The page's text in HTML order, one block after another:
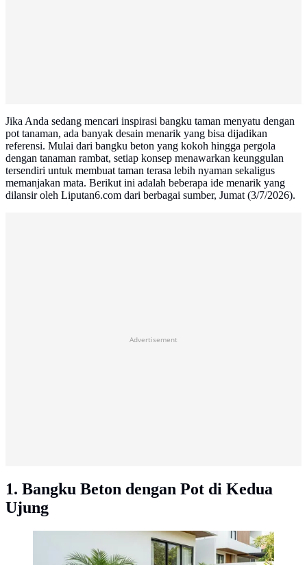
Jika Anda sedang mencari inspirasi bangku taman menyatu dengan
pot tanaman, ada banyak desain menarik yang bisa dijadikan
referensi. Mulai dari bangku beton yang kokoh hingga pergola
dengan tanaman rambat, setiap konsep menawarkan keunggulan
tersendiri untuk membuat taman terasa lebih nyaman sekaligus
memanjakan mata. Berikut ini adalah beberapa ide menarik yang
dilansir oleh Liputan6.com dari berbagai sumber, Jumat (3/7/2026).
Advertisement
1. Bangku Beton dengan Pot di Kedua
Ujung
Bangku Beton dengan Pot di Kedua Ujung. (Gambar:
AI Generated)